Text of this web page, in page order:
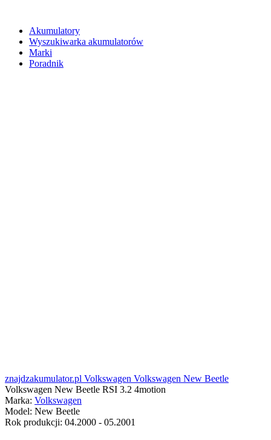
Akumulatory
Wyszukiwarka akumulatorów
Marki
Poradnik
znajdzakumulator.pl Volkswagen Volkswagen New Beetle
Volkswagen New Beetle RSI 3.2 4motion
Marka: Volkswagen
Model: New Beetle
Rok produkcji: 04.2000 - 05.2001